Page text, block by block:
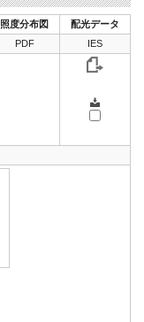
照度分布図
配光データ
PDF IES